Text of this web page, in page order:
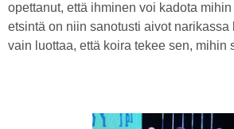
opettanut, että ihminen voi kadota
etsintä on niin sanotusti aivot narikassa
vain luottaa, että koira tekee sen, mihin